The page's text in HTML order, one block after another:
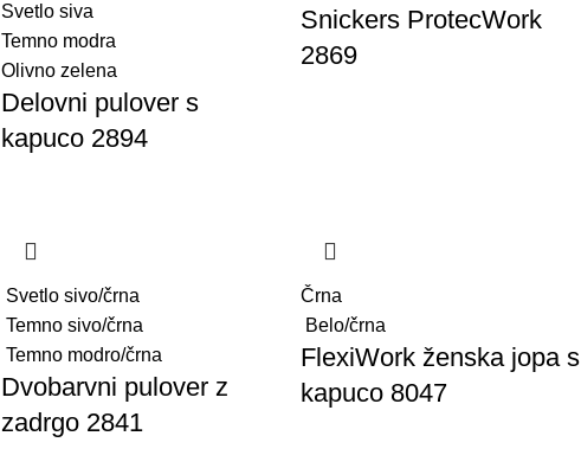
Svetlo siva
Temno modra
Olivno zelena
Delovni pulover s
kapuco 2894
Snickers ProtecWork
2869
Svetlo sivo/črna
Temno sivo/črna
Temno modro/črna
Dvobarvni pulover z
zadrgo 2841
Črna
Belo/črna
FlexiWork ženska jopa s
kapuco 8047